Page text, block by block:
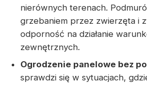
nierównych terenach.
grzebaniem przez zwierzęta i
odporność na działanie
zewnętrznych.
Ogrodzenie panelowe bez
sprawdzi się w sytuacjach,